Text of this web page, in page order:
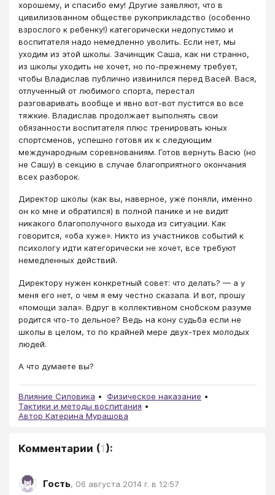
хорошему, и спасибо ему! Другие заявляют, что в
цивилизованном обществе рукоприкладство (особенно
взрослого к ребенку!) категорически недопустимо и
воспитателя надо немедленно уволить. Если нет, мы
уходим из этой школы. Зачинщик Саша, как ни странно,
из школы уходить не хочет, но по-прежнему требует,
чтобы Владислав публично извинился перед Васей. Вася,
отлученный от любимого спорта, перестал
разговаривать вообще и явно вот-вот пустится во все
тяжкие. Владислав продолжает выполнять свои
обязанности воспитателя плюс тренировать юных
спортсменов, успешно готовя их к следующим
международным соревнованиям. Готов вернуть Васю (но
не Сашу) в секцию в случае благоприятного окончания
всех разборок.
Директор школы (как вы, наверное, уже поняли, именно
он ко мне и обратился) в полной панике и не видит
никакого благополучного выхода из ситуации. Как
говорится, «оба хуже». Никто из участников событий к
психологу идти категорически не хочет, все требуют
немедленных действий.
Директору нужен конкретный совет: что делать? — а у
меня его нет, о чем я ему честно сказала. И вот, прошу
«помощи зала». Вдруг в коллективном снобском разуме
родится что-то дельное? Ведь на кону судьба если не
школы в целом, то по крайней мере двух-трех молодых
людей.
А что думаете вы?
Влияние Силовика
Физическое наказание
Тактики и методы воспитания
Автор Катерина Мурашова
Комментарии (1):
Гость, 06 августа 2014 г. в 12:57